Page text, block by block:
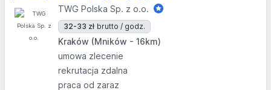
TWG Polska Sp. z o.o.
32-33 zł brutto / godz.
Kraków (Mników - 16km)
umowa zlecenie
rekrutacja zdalna
praca od zaraz